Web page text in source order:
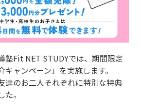
塾Fit NET STUDYでは、期間限定
ャンペーン」を実施します。
達のお二人それぞれに特別な特典
。